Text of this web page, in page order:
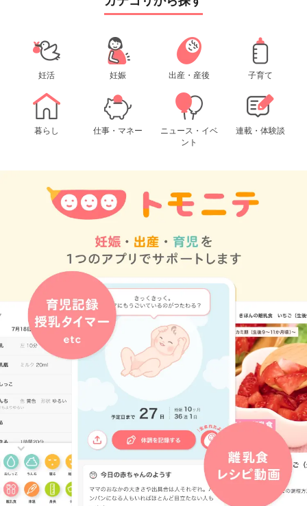
妊活 妊娠 出産・産後 子育て
暮らし 仕事・マネー
ニュース・イベ
ント
連載・体験談